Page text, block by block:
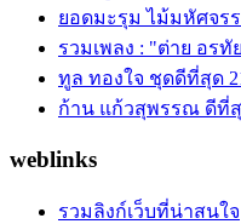
ยอดมะรุม ไม้มหัศจร
รวมเพลง : "ต่าย อรทั
ทูล ทองใจ ชุดดีที่สุด
ก้าน แก้วสุพรรณ ดีที่สุ
weblinks
รวมลิงก์เว็บที่น่าสนใจ